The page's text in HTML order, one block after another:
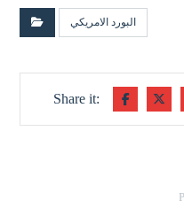
البورد الامريكي